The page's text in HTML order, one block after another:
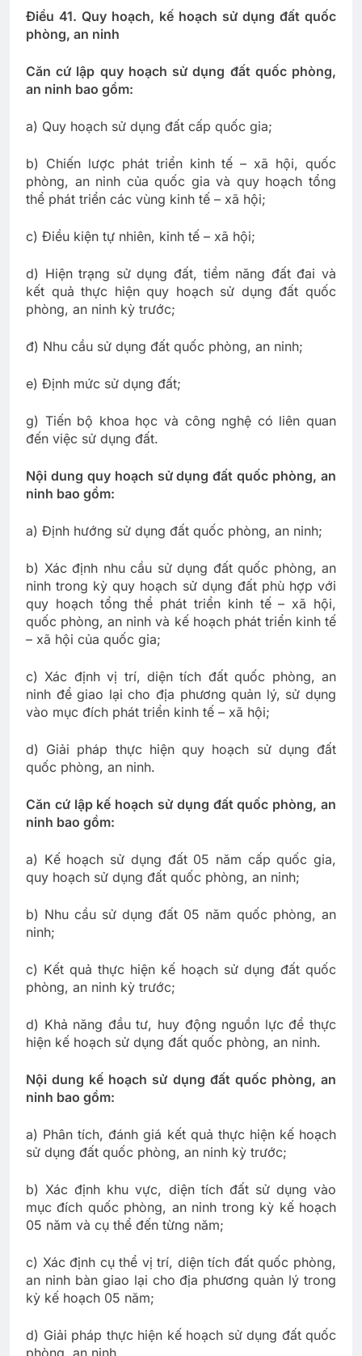
Điều 41. Quy hoạch, kế hoạch sử dụng đất quốc
phòng, an ninh
Căn cứ lập quy hoạch sử dụng đất quốc phòng,
an ninh bao gồm:
a) Quy hoạch sử dụng đất cấp quốc gia;
b) Chiến lược phát triển kinh tế – xã hội, quốc
phòng, an ninh của quốc gia và quy hoạch tổng
thể phát triển các vùng kinh tế – xã hội;
c) Điều kiện tự nhiên, kinh tế – xã hội;
d) Hiện trạng sử dụng đất, tiềm năng đất đai và
kết quả thực hiện quy hoạch sử dụng đất quốc
phòng, an ninh kỳ trước;
đ) Nhu cầu sử dụng đất quốc phòng, an ninh;
e) Định mức sử dụng đất;
g) Tiến bộ khoa học và công nghệ có liên quan
đến việc sử dụng đất.
Nội dung quy hoạch sử dụng đất quốc phòng, an
ninh bao gồm:
a) Định hướng sử dụng đất quốc phòng, an ninh;
b) Xác định nhu cầu sử dụng đất quốc phòng, an
ninh trong kỳ quy hoạch sử dụng đất phù hợp với
quy hoạch tổng thể phát triển kinh tế – xã hội,
quốc phòng, an ninh và kế hoạch phát triển kinh tế
– xã hội của quốc gia;
c) Xác định vị trí, diện tích đất quốc phòng, an
ninh để giao lại cho địa phương quản lý, sử dụng
vào mục đích phát triển kinh tế – xã hội;
d) Giải pháp thực hiện quy hoạch sử dụng đất
quốc phòng, an ninh.
Căn cứ lập kế hoạch sử dụng đất quốc phòng, an
ninh bao gồm:
a) Kế hoạch sử dụng đất 05 năm cấp quốc gia,
quy hoạch sử dụng đất quốc phòng, an ninh;
b) Nhu cầu sử dụng đất 05 năm quốc phòng, an
ninh;
c) Kết quả thực hiện kế hoạch sử dụng đất quốc
phòng, an ninh kỳ trước;
d) Khả năng đầu tư, huy động nguồn lực để thực
hiện kế hoạch sử dụng đất quốc phòng, an ninh.
Nội dung kế hoạch sử dụng đất quốc phòng, an
ninh bao gồm:
a) Phân tích, đánh giá kết quả thực hiện kế hoạch
sử dụng đất quốc phòng, an ninh kỳ trước;
b) Xác định khu vực, diện tích đất sử dụng vào
mục đích quốc phòng, an ninh trong kỳ kế hoạch
05 năm và cụ thể đến từng năm;
c) Xác định cụ thể vị trí, diện tích đất quốc phòng,
an ninh bàn giao lại cho địa phương quản lý trong
kỳ kế hoạch 05 năm;
d) Giải pháp thực hiện kế hoạch sử dụng đất quốc
phòng, an ninh.